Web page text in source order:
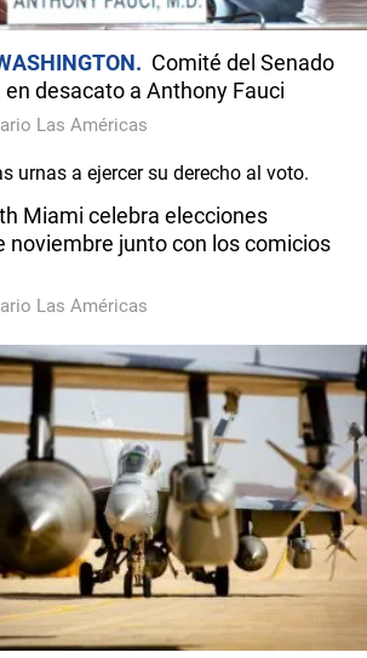
Comité del Senado
en desacato a Anthony Fauci
Las Américas
Miami celebra elecciones
noviembre junto con los comicios
Las Américas